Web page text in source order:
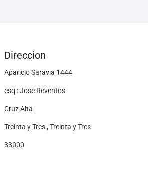
Direccion
Aparicio Saravia 1444
esq : Jose Reventos
Cruz Alta
Treinta y Tres , Treinta y Tres
33000